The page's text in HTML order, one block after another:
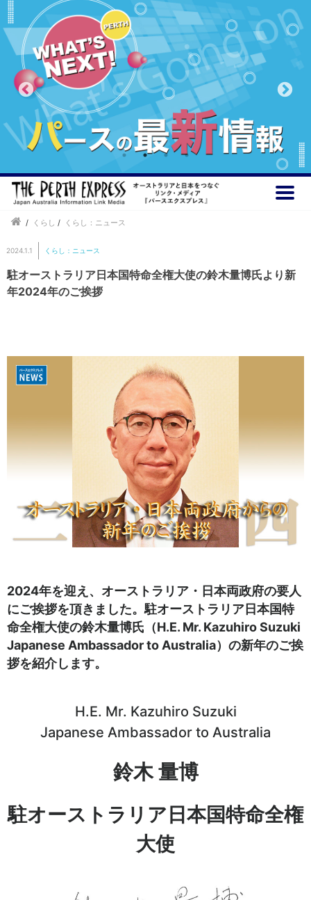
/ くらし / くらし：ニュース
2024.1.1 くらし：ニュース
駐オーストラリア日本国特命全権大使の鈴木量博氏より新
年2024年のご挨拶
2024年を迎え、オーストラリア・日本両政府の要人
にご挨拶を頂きました。駐オーストラリア日本国特
命全権大使の鈴木量博氏（H.E. Mr. Kazuhiro Suzuki
Japanese Ambassador to Australia）の新年のご挨
拶を紹介します。
H.E. Mr. Kazuhiro Suzuki
Japanese Ambassador to Australia
鈴木 量博
駐オーストラリア日本国特命全権
大使